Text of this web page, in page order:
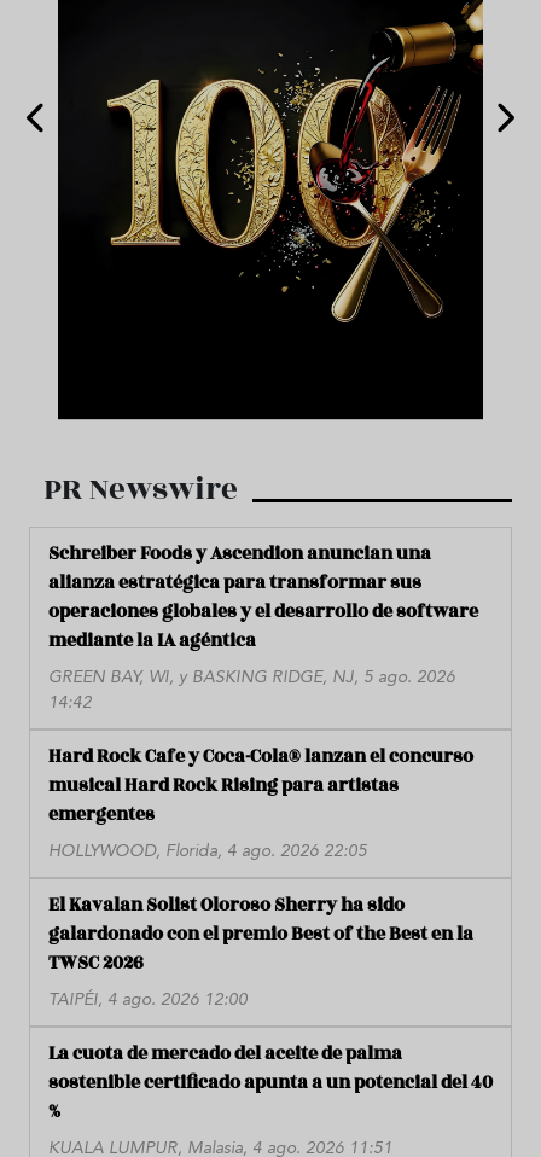
PR Newswire
Schreiber Foods y Ascendion anuncian una
alianza estratégica para transformar sus
operaciones globales y el desarrollo de software
mediante la IA agéntica
GREEN BAY, WI, y BASKING RIDGE, NJ, 5 ago. 2026
14:42
Hard Rock Cafe y Coca-Cola® lanzan el concurso
musical Hard Rock Rising para artistas
emergentes
HOLLYWOOD, Florida, 4 ago. 2026 22:05
El Kavalan Solist Oloroso Sherry ha sido
galardonado con el premio Best of the Best en la
TWSC 2026
TAIPÉI, 4 ago. 2026 12:00
La cuota de mercado del aceite de palma
sostenible certificado apunta a un potencial del 40
%
KUALA LUMPUR, Malasia, 4 ago. 2026 11:51